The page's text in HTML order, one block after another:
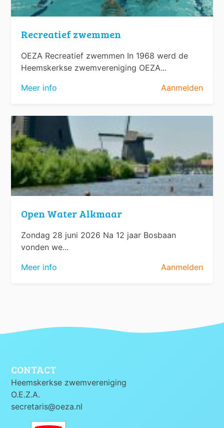
Recreatief zwemmen
OEZA Recreatief zwemmen In 1968 werd de
Heemskerkse zwemvereniging OEZA...
Meer info
Aanmelden
Open Water Alkmaar
Zondag 28 juni 2026 Na 12 jaar Bosbaan
vonden we...
Meer info
Aanmelden
CONTACT
Heemskerkse zwemvereniging
O.E.Z.A.
secretaris@oeza.nl